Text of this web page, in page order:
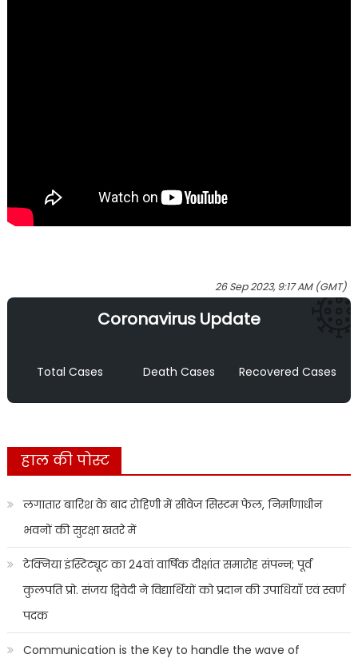
26 Sep 2023, 9:17 AM (GMT)
Coronavirus Update
Total Cases Death Cases Recovered Cases
हाल की पोस्ट
लगातार बारिश के बाद रोहिणी में सीवेज सिस्टम फेल, निर्माणाधीन
भवनों की सुरक्षा खतरे में
टेक्निया इंस्टिट्यूट का 24वां वार्षिक दीक्षांत समारोह संपन्न; पूर्व
कुलपति प्रो. संजय द्विवेदी ने विद्यार्थियों को प्रदान की उपाधियाँ एवं स्वर्ण
पदक
Communication is the Key to handle the wave of